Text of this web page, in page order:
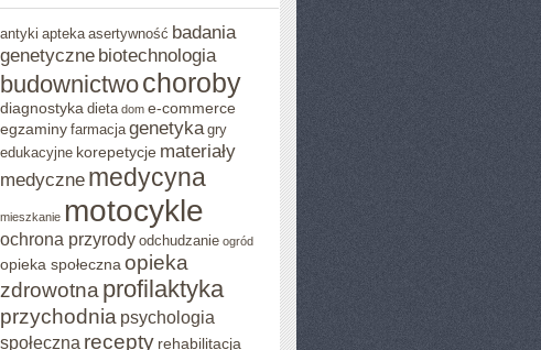
antyki apteka asertywność badania
genetyczne biotechnologia
budownictwochoroby
diagnostyka dieta dom e-commerce
egzaminy farmacja genetyka gry
edukacyjne korepetycje materiały
medyczne medycyna
mieszkanie motocykle
ochrona przyrody odchudzanie ogród
opieka społeczna opieka
zdrowotna profilaktyka
przychodnia psychologia
społeczna recepty rehabilitacja